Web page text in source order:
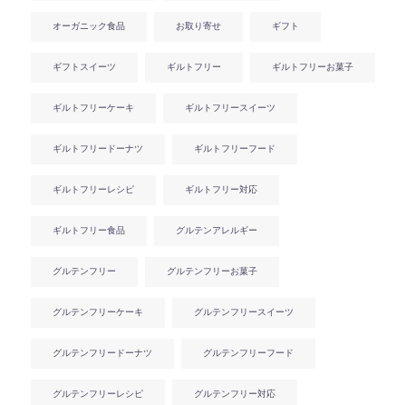
オーガニック食品 お取り寄せ ギフト
ギフトスイーツ ギルトフリー ギルトフリーお菓子
ギルトフリーケーキ ギルトフリースイーツ
ギルトフリードーナツ ギルトフリーフード
ギルトフリーレシピ ギルトフリー対応
ギルトフリー食品 グルテンアレルギー
グルテンフリー グルテンフリーお菓子
グルテンフリーケーキ グルテンフリースイーツ
グルテンフリードーナツ グルテンフリーフード
グルテンフリーレシピ グルテンフリー対応